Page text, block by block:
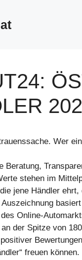
Wer
Beratung,
stehen im
jene Händler
Online-
der Spitze von
freuen können.